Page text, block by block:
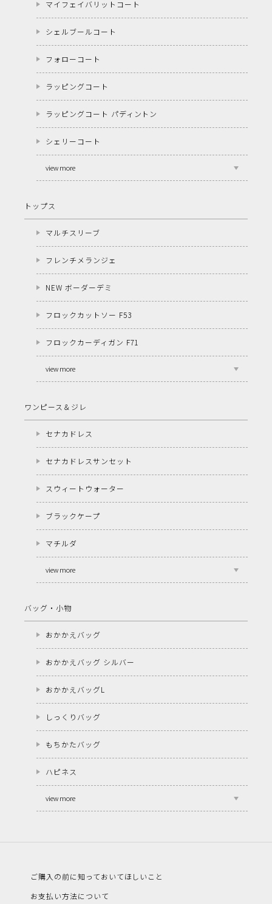
マイフェイバリットコート
シェルブールコート
フォローコート
ラッピングコート
ラッピングコート パディントン
シェリーコート
view more
トップス
マルチスリーブ
フレンチメランジェ
NEW ボーダーデミ
フロックカットソー F53
フロックカーディガン F71
view more
ワンピース＆ジレ
セナカドレス
セナカドレスサンセット
スウィートウォーター
ブラックケープ
マチルダ
view more
バッグ・小物
おかかえバッグ
おかかえバッグ シルバー
おかかえバッグL
しっくりバッグ
もちかたバッグ
ハピネス
view more
ご購入の前に知っておいてほしいこと
お支払い方法について